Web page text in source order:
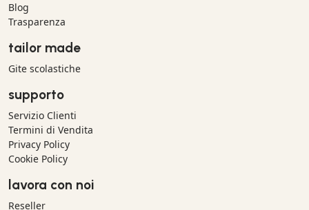
Blog
Trasparenza
tailor made
Gite scolastiche
supporto
Servizio Clienti
Termini di Vendita
Privacy Policy
Cookie Policy
lavora con noi
Reseller